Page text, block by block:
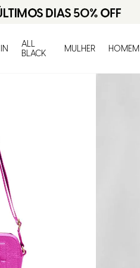
ALL
BLACK
MULHER HOMEM